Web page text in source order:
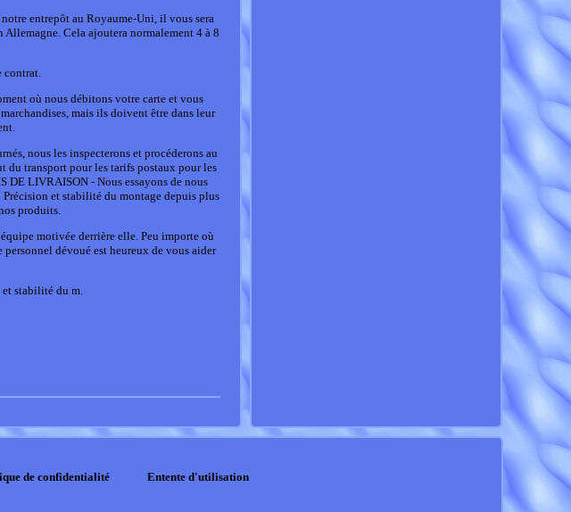
entrepôt au Royaume-Uni, il vous sera
Cela ajoutera normalement 4 à 8
contrat.
où nous débitons votre carte et vous
mais ils doivent être dans leur
nous les inspecterons et procéderons au
du transport pour les tarifs postaux pour les
DE LIVRAISON - Nous essayons de nous
et stabilité du montage depuis plus
produits.
motivée derrière elle. Peu importe où
dévoué est heureux de vous aider
stabilité du m.
de confidentialité Entente d'utilisation